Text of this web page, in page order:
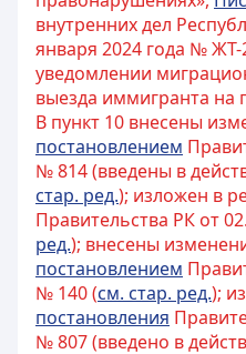
внутренних дел
января 2024 года № ЖТ-
уведомлении
выезда иммигранта на
В пункт 10 внесены
постановлением
№ 814 (введены в
стар. ред.); изложен в
Правительства РК от
ред.); внесены
постановлением
№ 140 (см. стар. ред.);
постановления
№ 807 (введено в